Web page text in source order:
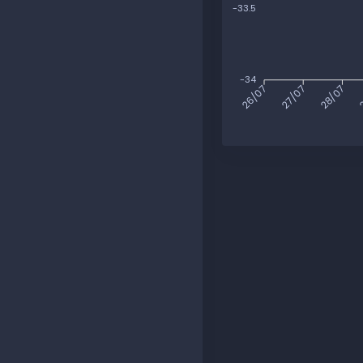
-33.5
-34
26/07 27/07 28/07